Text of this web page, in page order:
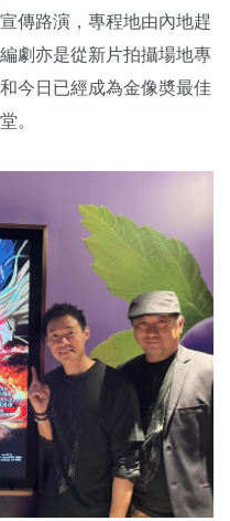
傳路演，專程地由內地趕
劇亦是從新片拍攝場地專
今日已經成為金像奬最佳
。